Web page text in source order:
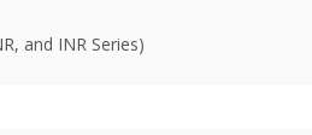
and INR Series)